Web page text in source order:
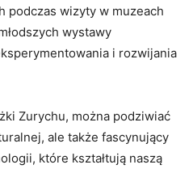
podczas wizyty⁣ w muzeach
wystawy
i rozwijania
Zurychu,‌ można ⁢podziwiać
ale także fascynujący
które kształtują‍ naszą⁣